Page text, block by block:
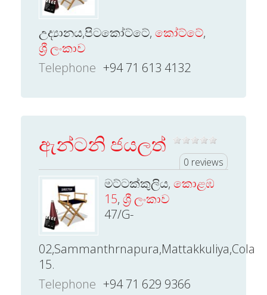
උද්‍යානය,පිටකෝට්ටේ, කෝට්ටේ,
ශ්‍රී ලංකාව
Telephone +94 71 613 4132
ඇන්ටනි ජයලත්
0 reviews
මට්ටක්කුලිය, කොළඹ
15, ශ්‍රී ලංකාව
47/G-
15.
Telephone +94 71 629 9366